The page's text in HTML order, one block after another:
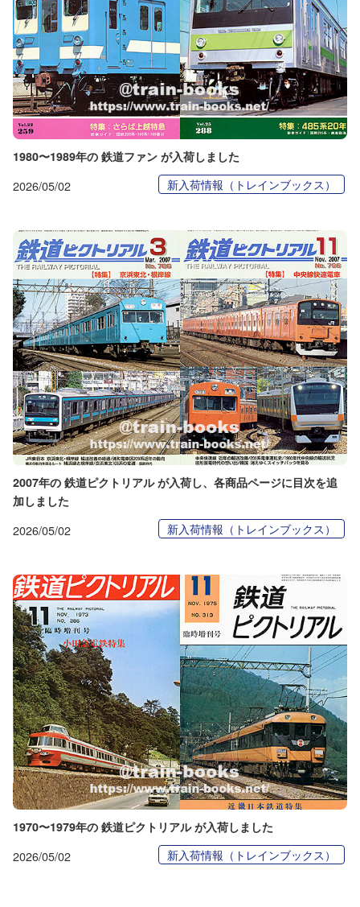
1980〜1989年の 鉄道ファン が入荷しました
2026/05/02 新入荷情報（トレインブックス）
2007年の 鉄道ピクトリアル が入荷し、各商品ページに目次を追
加しました
2026/05/02 新入荷情報（トレインブックス）
1970〜1979年の 鉄道ピクトリアル が入荷しました
2026/05/02 新入荷情報（トレインブックス）